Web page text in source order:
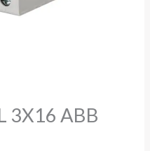
3X16 ABB